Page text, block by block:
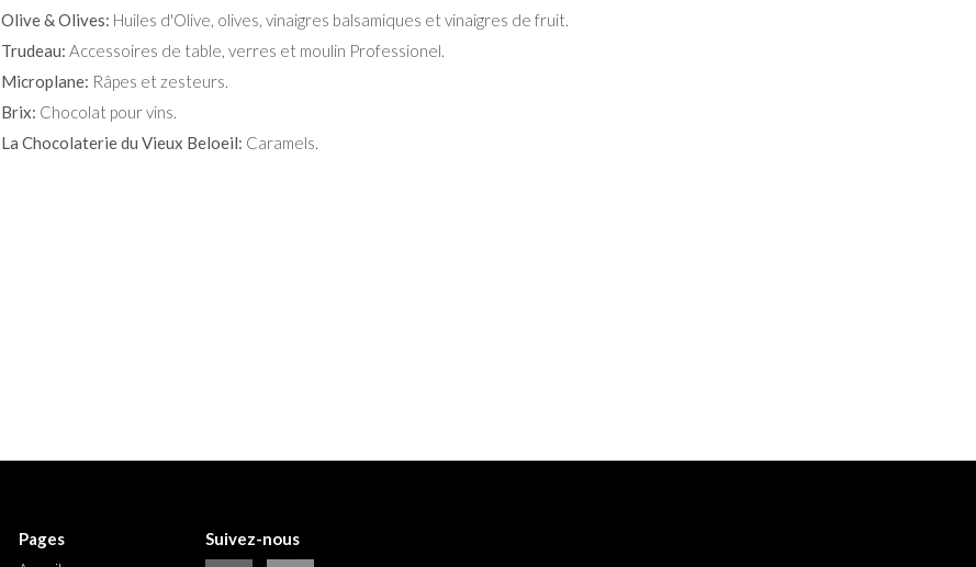
Olive & Olives: Huiles d'Olive, olives, vinaigres balsamiques et vinaigres de fruit.
Trudeau: Accessoires de table, verres et moulin Professionel.
Microplane: Râpes et zesteurs.
Brix: Chocolat pour vins.
La Chocolaterie du Vieux Beloeil: Caramels.
Pages Suivez-nous